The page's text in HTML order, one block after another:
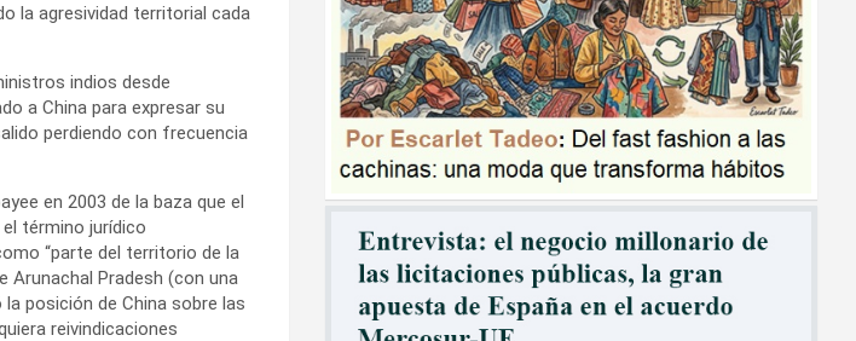
la agresividad territorial cada
indios desde
a China para expresar su
perdiendo con frecuencia
en 2003 de la baza que el
término jurídico
“parte del territorio de la
Arunachal Pradesh (con una
posición de China sobre las
reivindicaciones